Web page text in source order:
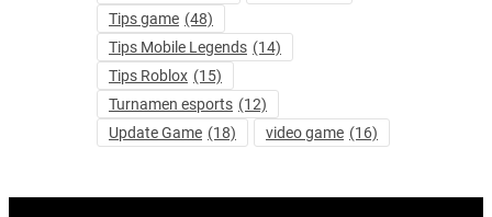
Tips game (48)
Tips Mobile Legends (14)
Tips Roblox (15)
Turnamen esports (12)
Update Game (18) video game (16)